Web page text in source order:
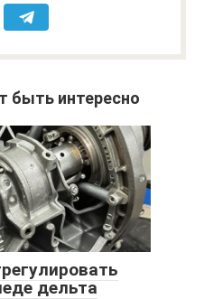
быть интересно
дельта